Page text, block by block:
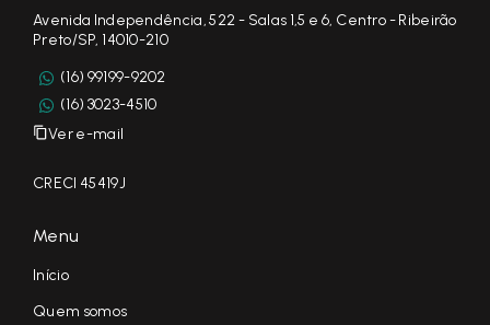
Avenida Independência, 522 - Salas 1,5 e 6, Centro - Ribeirão
Preto/SP, 14010-210
(16) 99199-9202
(16) 3023-4510
Ver e-mail
CRECI 45419J
Menu
Início
Quem somos